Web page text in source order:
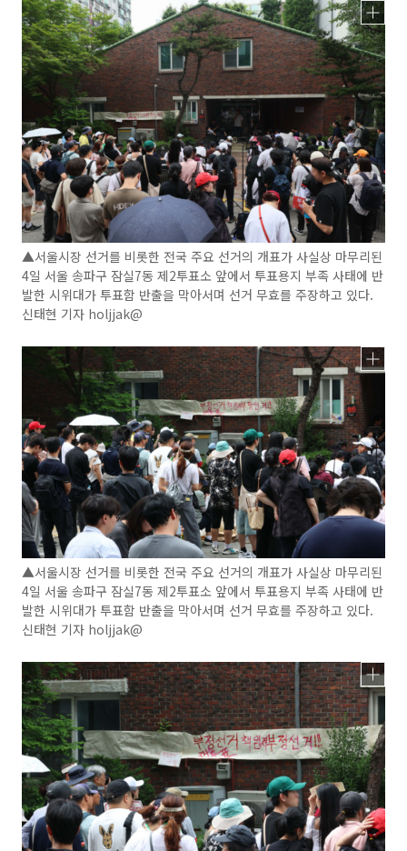
▲서울시장 선거를 비롯한 전국 주요 선거의 개표가 사실상 마무리된
4일 서울 송파구 잠실7동 제2투표소 앞에서 투표용지 부족 사태에 반
발한 시위대가 투표함 반출을 막아서며 선거 무효를 주장하고 있다.
신태현 기자 holjjak@
▲서울시장 선거를 비롯한 전국 주요 선거의 개표가 사실상 마무리된
4일 서울 송파구 잠실7동 제2투표소 앞에서 투표용지 부족 사태에 반
발한 시위대가 투표함 반출을 막아서며 선거 무효를 주장하고 있다.
신태현 기자 holjjak@